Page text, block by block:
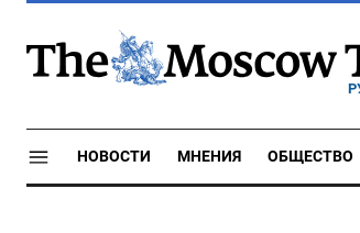
НОВОСТИ МНЕНИЯ ОБЩЕСТВО